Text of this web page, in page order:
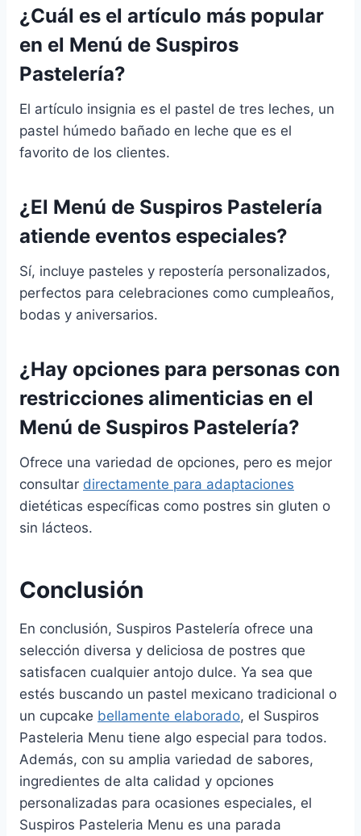
¿Cuál es el artículo más popular
en el Menú de Suspiros
Pastelería?
El artículo insignia es el pastel de tres leches, un
pastel húmedo bañado en leche que es el
favorito de los clientes.
¿El Menú de Suspiros Pastelería
atiende eventos especiales?
Sí, incluye pasteles y repostería personalizados,
perfectos para celebraciones como cumpleaños,
bodas y aniversarios.
¿Hay opciones para personas con
restricciones alimenticias en el
Menú de Suspiros Pastelería?
Ofrece una variedad de opciones, pero es mejor
consultar directamente para adaptaciones
dietéticas específicas como postres sin gluten o
sin lácteos.
Conclusión
En conclusión, Suspiros Pastelería ofrece una
selección diversa y deliciosa de postres que
satisfacen cualquier antojo dulce. Ya sea que
estés buscando un pastel mexicano tradicional o
un cupcake bellamente elaborado, el Suspiros
Pasteleria Menu tiene algo especial para todos.
Además, con su amplia variedad de sabores,
ingredientes de alta calidad y opciones
personalizadas para ocasiones especiales, el
Suspiros Pasteleria Menu es una parada